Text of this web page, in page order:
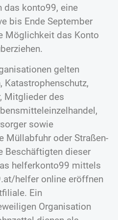
das konto99, eine
bis Ende September
Möglichkeit das Konto
gelten
Katastrophenschutz,
Mitglieder des
sowie
Müllabfuhr oder Straßen-
Beschäftigten dieser
helferkonto99 mittels
helfer online eröffnen
Ein
Organisation